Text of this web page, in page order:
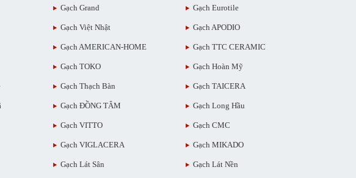
Gạch Grand Gạch Eurotile
Gạch Việt Nhật Gạch APODIO
Gạch AMERICAN-HOME Gạch TTC CERAMIC
Gạch TOKO Gạch Hoàn Mỹ
Gạch Thạch Bàn Gạch TAICERA
Gạch ĐỒNG TÂM Gạch Long Hầu
Gạch VITTO Gạch CMC
Gạch VIGLACERA Gạch MIKADO
Gạch Lát Sân Gạch Lát Nền